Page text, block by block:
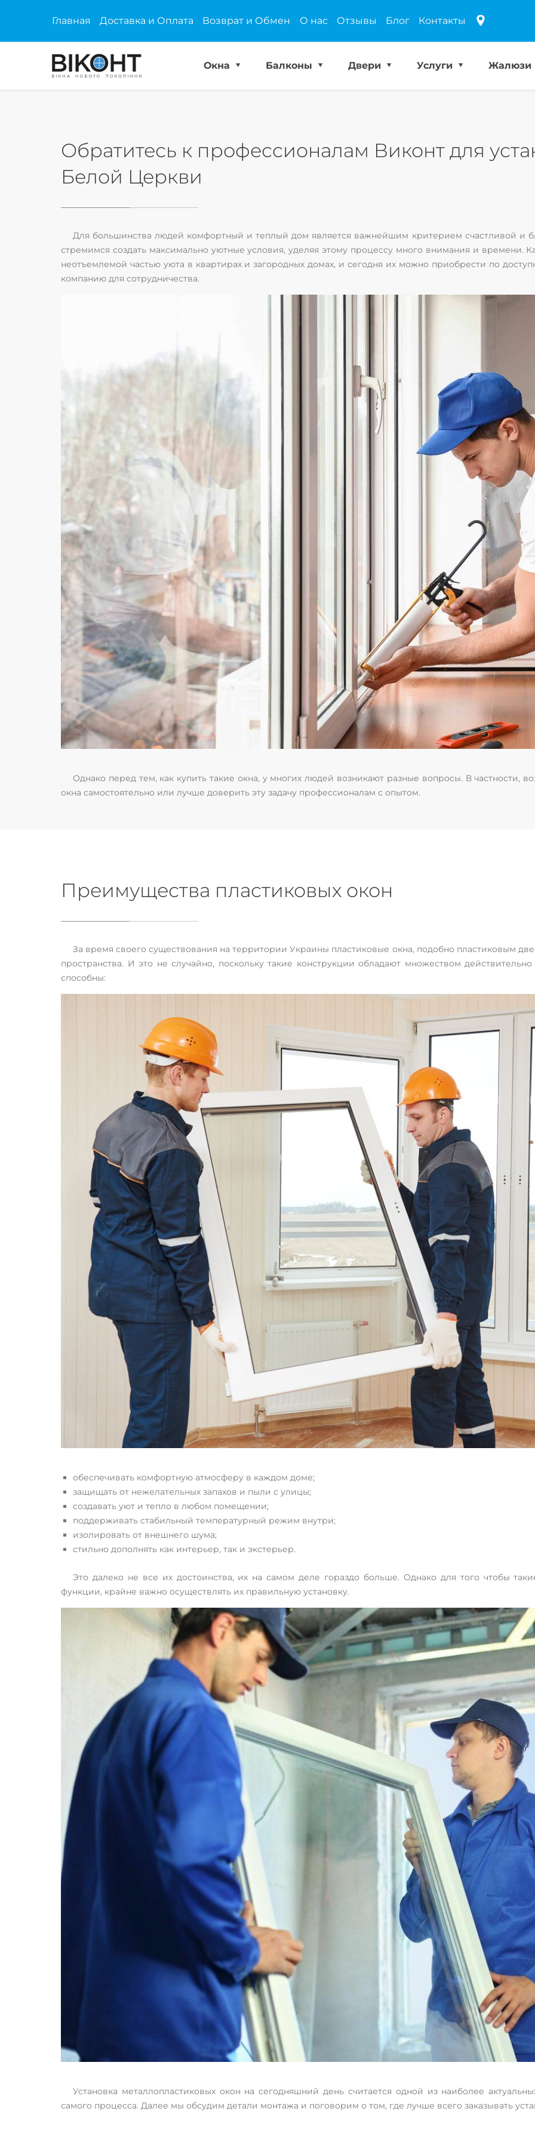
Главная Доставка и Оплата Возврат и Обмен О нас Отзывы Блог Контакты
Окна Балконы Двери Услуги Жалюзи
Обратитесь к профессионалам Виконт для
Белой Церкви
Для большинства людей комфортный и теплый дом является важнейшим критерием счастливой и
стремимся создать максимально уютные условия, уделяя этому процессу много внимания и времени.
неотъемлемой частью уюта в квартирах и загородных домах, и сегодня их можно приобрести по
компанию для сотрудничества.
Однако перед тем, как купить такие окна, у многих людей возникают разные вопросы. В частности,
окна самостоятельно или лучше доверить эту задачу профессионалам с опытом.
Преимущества пластиковых окон
За время своего существования на территории Украины пластиковые окна, подобно пластиковым
пространства. И это не случайно, поскольку такие конструкции обладают множеством
способны:
обеспечивать комфортную атмосферу в каждом доме;
защищать от нежелательных запахов и пыли с улицы;
создавать уют и тепло в любом помещении;
поддерживать стабильный температурный режим внутри;
изолировать от внешнего шума;
стильно дополнять как интерьер, так и экстерьер.
Это далеко не все их достоинства, их на самом деле гораздо больше. Однако для того чтобы
функции, крайне важно осуществлять их правильную установку.
Установка металлопластиковых окон на сегодняшний день считается одной из наиболее
самого процесса. Далее мы обсудим детали монтажа и поговорим о том, где лучше всего заказывать